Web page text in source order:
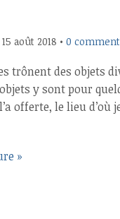
15 août 2018 • 0
trônent des objets
y sont pour
offerte, le lieu
»